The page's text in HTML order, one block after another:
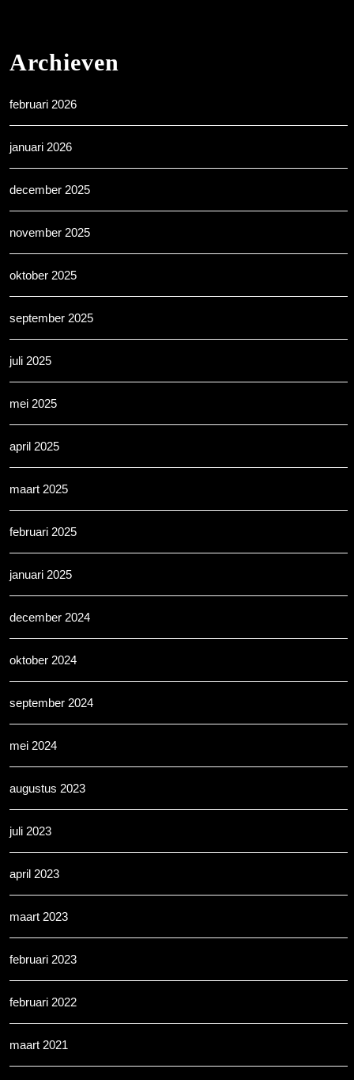
Archieven
februari 2026
januari 2026
december 2025
november 2025
oktober 2025
september 2025
juli 2025
mei 2025
april 2025
maart 2025
februari 2025
januari 2025
december 2024
oktober 2024
september 2024
mei 2024
augustus 2023
juli 2023
april 2023
maart 2023
februari 2023
februari 2022
maart 2021